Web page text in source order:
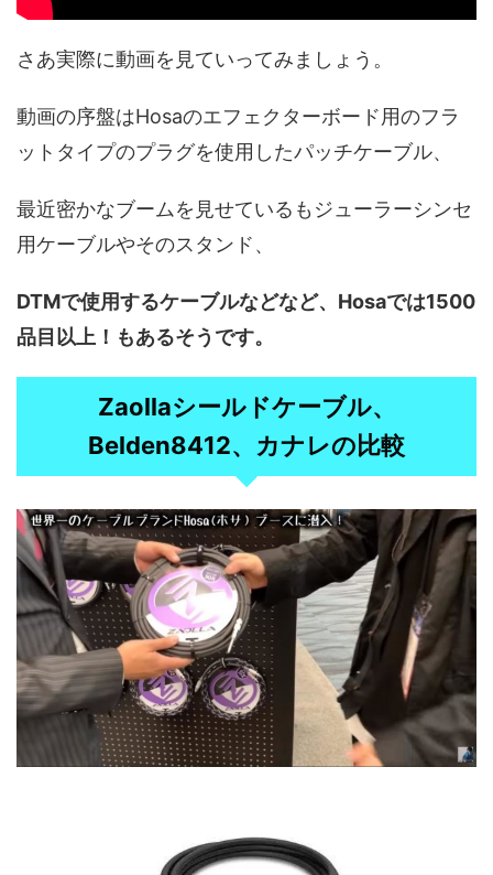
さあ実際に動画を見ていってみましょう。
動画の序盤はHosaのエフェクターボード用のフラ
ットタイプのプラグを使用したパッチケーブル、
最近密かなブームを見せているもジューラーシンセ
用ケーブルやそのスタンド、
DTMで使用するケーブルなどなど、Hosaでは1500
品目以上！もあるそうです。
Zaollaシールドケーブル、
Belden8412、カナレの比較